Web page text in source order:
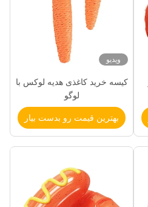
ویدیو
کیسه خرید کاغذی هدیه لوکس با
لوگو
بهترین قیمت رو بدست بیار